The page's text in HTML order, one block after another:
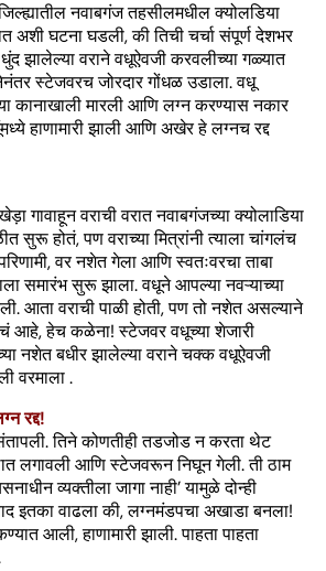
नवाबगंज तहसीलमधील क्योलडिया
अशी घटना घडली, की तिची चर्चा संपूर्ण देशभर
झालेल्या वराने वधूऐवजी करवलीच्या गळ्यात
स्टेजवरच जोरदार गोंधळ उडाला. वधू
कानाखाली मारली आणि लग्न करण्यास नकार
हाणामारी झाली आणि अखेर हे लग्नच रद्द
गावाहून वराची वरात नवाबगंजच्या क्योलाडिया
सुरू होतं, पण वराच्या मित्रांनी त्याला चांगलंच
वर नशेत गेला आणि स्वतःवरचा ताबा
समारंभ सुरू झाला. वधूने आपल्या नवऱ्याच्या
आता वराची पाळी होती, पण तो नशेत असल्याने
आहे, हेच कळेना! स्टेजवर वधूच्या शेजारी
नशेत बधीर झालेल्या वराने चक्क वधूऐवजी
वरमाला .
रद्द!
तिने कोणतीही तडजोड न करता थेट
लगावली आणि स्टेजवरून निघून गेली. ती ठाम
व्यक्तीला जागा नाही’ यामुळे दोन्ही
इतका वाढला की, लग्नमंडपचा अखाडा बनला!
आली, हाणामारी झाली. पाहता पाहता